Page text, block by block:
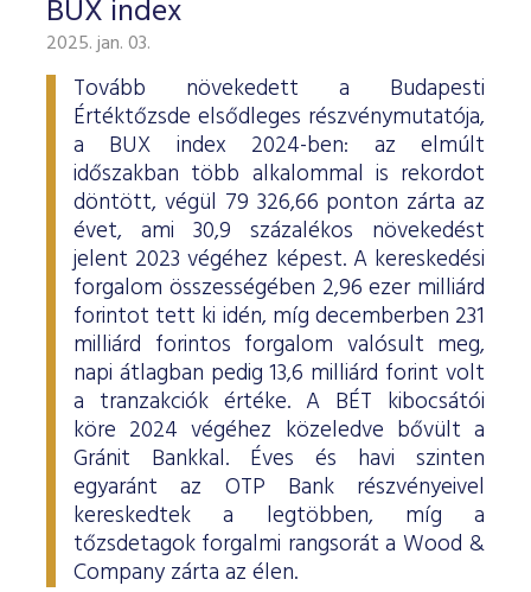
BUX index
2025. jan. 03.
Tovább növekedett a Budapesti
Értéktőzsde elsődleges részvénymutatója,
a BUX index 2024-ben: az elmúlt
időszakban több alkalommal is rekordot
döntött, végül 79 326,66 ponton zárta az
évet, ami 30,9 százalékos növekedést
jelent 2023 végéhez képest. A kereskedési
forgalom összességében 2,96 ezer milliárd
forintot tett ki idén, míg decemberben 231
milliárd forintos forgalom valósult meg,
napi átlagban pedig 13,6 milliárd forint volt
a tranzakciók értéke. A BÉT kibocsátói
köre 2024 végéhez közeledve bővült a
Gránit Bankkal. Éves és havi szinten
egyaránt az OTP Bank részvényeivel
kereskedtek a legtöbben, míg a
tőzsdetagok forgalmi rangsorát a Wood &
Company zárta az élen.